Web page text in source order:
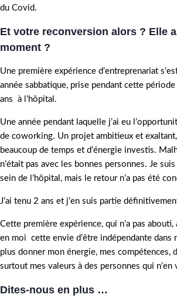
du Covid.
Et votre reconversion alors ? Elle
moment ?
Une première expérience d’entreprenariat
année sabbatique, prise pendant cette
ans à l’hôpital.
Une année pendant laquelle j’ai eu
de coworking. Un projet ambitieux et
beaucoup de temps et d’énergie investis.
n’était pas avec les bonnes personnes. Je
sein de l’hôpital, mais le retour n’a pas été
J’ai tenu 2 ans et j’en suis partie
Cette première expérience, qui n’a pas
en moi cette envie d’être indépendante dans
plus donner mon énergie, mes compétences,
surtout mes valeurs à des personnes qui n’en
Dites-nous en plus …